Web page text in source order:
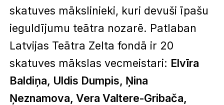
skatuves mākslinieki, kuri devuši īpašu
ieguldījumu teātra nozarē. Patlaban
Latvijas Teātra Zelta fondā ir 20
skatuves mākslas vecmeistari: Elvīra
Baldiņa, Uldis Dumpis, Ņina
Ņeznamova, Vera Valtere-Gribača,